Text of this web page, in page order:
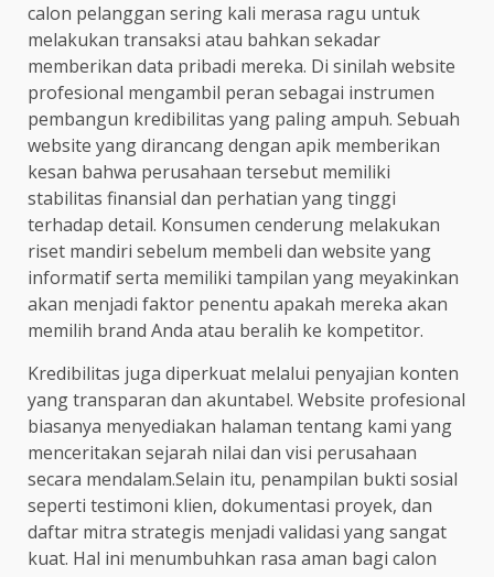
calon pelanggan sering kali merasa ragu untuk
melakukan transaksi atau bahkan sekadar
memberikan data pribadi mereka. Di sinilah website
profesional mengambil peran sebagai instrumen
pembangun kredibilitas yang paling ampuh. Sebuah
website yang dirancang dengan apik memberikan
kesan bahwa perusahaan tersebut memiliki
stabilitas finansial dan perhatian yang tinggi
terhadap detail. Konsumen cenderung melakukan
riset mandiri sebelum membeli dan website yang
informatif serta memiliki tampilan yang meyakinkan
akan menjadi faktor penentu apakah mereka akan
memilih brand Anda atau beralih ke kompetitor.
Kredibilitas juga diperkuat melalui penyajian konten
yang transparan dan akuntabel. Website profesional
biasanya menyediakan halaman tentang kami yang
menceritakan sejarah nilai dan visi perusahaan
secara mendalam.Selain itu, penampilan bukti sosial
seperti testimoni klien, dokumentasi proyek, dan
daftar mitra strategis menjadi validasi yang sangat
kuat. Hal ini menumbuhkan rasa aman bagi calon